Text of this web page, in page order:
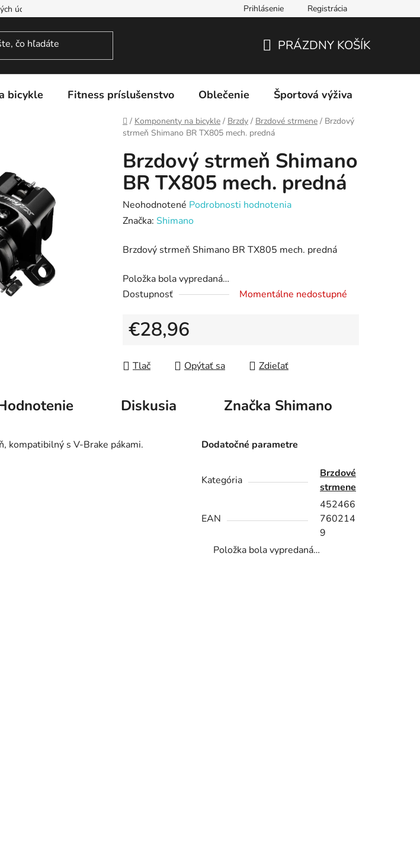
údajov Prihlásenie Registrácia
KOŠÍK
PRÁZDNY KOŠÍK
bicykle Fitness príslušenstvo Oblečenie Športová výživa
Domov
/ Komponenty na bicykle / Brzdy / Brzdové strmene / Brzdový
strmeň Shimano BR TX805 mech. predná
Brzdový strmeň Shimano
BR TX805 mech. predná
Priemerné
hodnotenie
je
z
5
Neohodnotené Podrobnosti hodnotenia
Značka: Shimano
Brzdový strmeň Shimano BR TX805 mech. predná
Položka bola vypredaná…
Dostupnosť
Momentálne nedostupné
€28,96
Tlač
Opýtať sa Zdieľať
Diskusia Značka Shimano
kompatibilný s V-Brake pákami. Dodatočné parametre
Kategória
Brzdové
strmene
EAN
452466
760214
9
Položka bola vypredaná…